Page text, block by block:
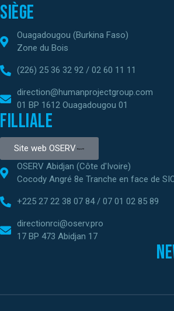
Siège
Ouagadougou (Burkina Faso)
Zone du Bois
(226) 25 36 32 92 / 02 60 11 11
direction@humanprojectgroup.com
01 BP 1612 Ouagadougou 01
Filliale
Site web OSERV
OSERV Abidjan (Côte d'Ivoire)
Cocody Angré 8e Tranche en face de
+225 27 22 38 07 84 / 07 01 02 85 89
directionrci@oserv.pro
17 BP 473 Abidjan 17